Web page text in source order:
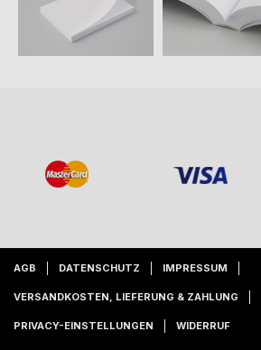
AGB DATENSCHUTZ IMPRESSUM
VERSANDKOSTEN, LIEFERUNG & ZAHLUNG
PRIVACY-EINSTELLUNGEN WIDERRUF